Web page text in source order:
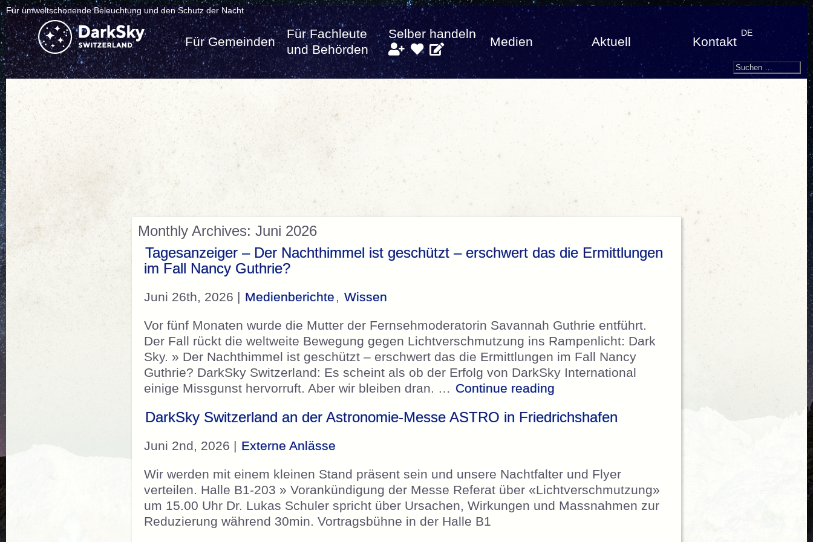
Für umweltschonende Beleuchtung und den Schutz der Nacht
Für Gemeinden
Für Fachleute
und Behörden
Selber handeln
Medien Aktuell Kontakt
DE
Search
Suchen
Monthly Archives: Juni 2026
Tagesanzeiger – Der Nachthimmel ist geschützt – erschwert das die Ermittlungen
im Fall Nancy Guthrie?
Juni 26th, 2026 | Medienberichte , Wissen
Vor fünf Monaten wurde die Mutter der Fernsehmoderatorin Savannah Guthrie entführt.
Der Fall rückt die weltweite Bewegung gegen Lichtverschmutzung ins Rampenlicht: Dark
Sky. » Der Nachthimmel ist geschützt – erschwert das die Ermittlungen im Fall Nancy
Guthrie? DarkSky Switzerland: Es scheint als ob der Erfolg von DarkSky International
einige Missgunst hervorruft. Aber wir bleiben dran. … Continue reading „Tagesanzeiger – Der Nachthimmel ist
DarkSky Switzerland an der Astronomie-Messe ASTRO in Friedrichshafen
Juni 2nd, 2026 | Externe Anlässe
Wir werden mit einem kleinen Stand präsent sein und unsere Nachtfalter und Flyer
verteilen. Halle B1-203 » Vorankündigung der Messe Referat über «Lichtverschmutzung»
um 15.00 Uhr Dr. Lukas Schuler spricht über Ursachen, Wirkungen und Massnahmen zur
Reduzierung während 30min. Vortragsbühne in der Halle B1